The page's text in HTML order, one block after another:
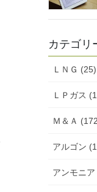
カテゴリ
ＬＮＧ (25)
ＬＰガス
Ｍ＆Ａ
アルゴン
アンモニア